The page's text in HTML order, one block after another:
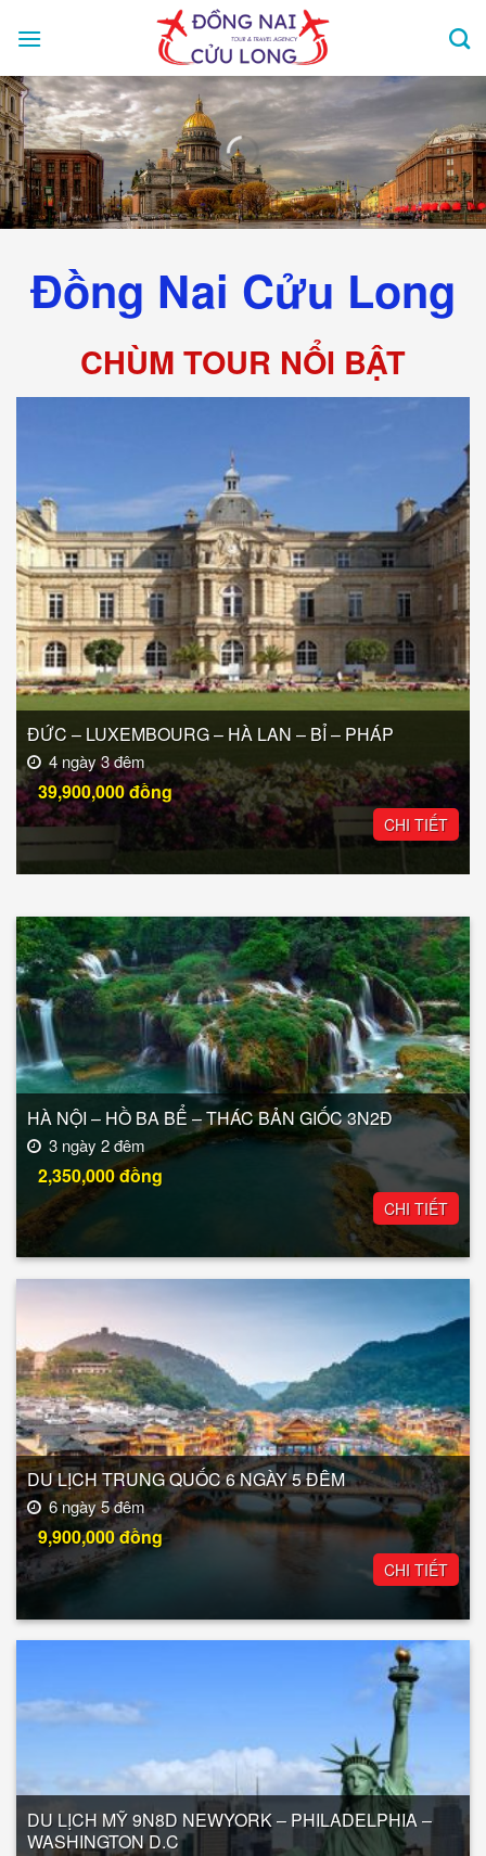
Đồng Nai Cửu Long
CHÙM TOUR NỔI BẬT
ĐỨC – LUXEMBOURG – HÀ LAN – BỈ – PHÁP
4 ngày 3 đêm
39,900,000đồng
CHI TIẾT
HÀ NỘI – HỒ BA BỂ – THÁC BẢN GIỐC 3N2Đ
3 ngày 2 đêm
2,350,000đồng
CHI TIẾT
DU LỊCH TRUNG QUỐC 6 NGÀY 5 ĐÊM
6 ngày 5 đêm
9,900,000đồng
CHI TIẾT
DU LỊCH MỸ 9N8D NEWYORK – PHILADELPHIA –
WASHINGTON D.C